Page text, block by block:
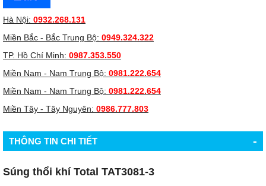
Hà Nội: 0932.268.131
Miền Bắc - Bắc Trung Bộ: 0949.324.322
TP. Hồ Chí Minh: 0987.353.550
Miền Nam - Nam Trung Bộ: 0981.222.654
Miền Nam - Nam Trung Bộ: 0981.222.654
Miền Tây - Tây Nguyên: 0986.777.803
THÔNG TIN CHI TIẾT -
Súng thổi khí Total TAT3081-3